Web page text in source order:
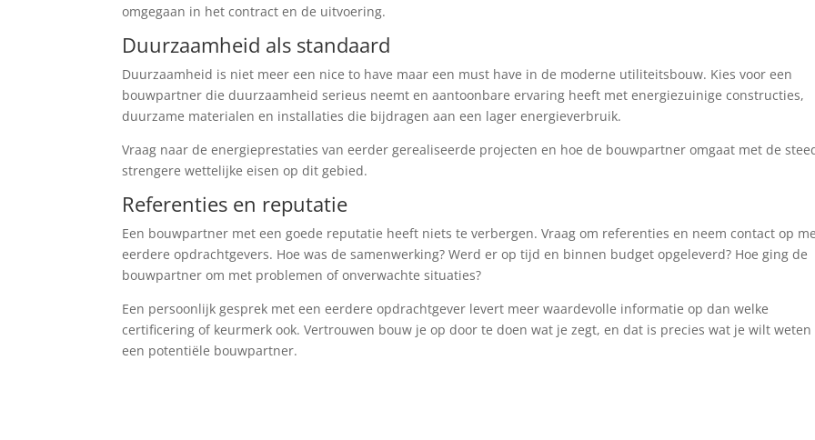
omgegaan in het contract en de uitvoering.
Duurzaamheid als standaard
Duurzaamheid is niet meer een nice to have maar een must have in de moderne utiliteitsbouw. Kies voor een
bouwpartner die duurzaamheid serieus neemt en aantoonbare ervaring heeft met energiezuinige constructies,
duurzame materialen en installaties die bijdragen aan een lager energieverbruik.
Vraag naar de energieprestaties van eerder gerealiseerde projecten en hoe de bouwpartner omgaat met de
strengere wettelijke eisen op dit gebied.
Referenties en reputatie
Een bouwpartner met een goede reputatie heeft niets te verbergen. Vraag om referenties en neem contact op
eerdere opdrachtgevers. Hoe was de samenwerking? Werd er op tijd en binnen budget opgeleverd? Hoe ging de
bouwpartner om met problemen of onverwachte situaties?
Een persoonlijk gesprek met een eerdere opdrachtgever levert meer waardevolle informatie op dan welke
certificering of keurmerk ook. Vertrouwen bouw je op door te doen wat je zegt, en dat is precies wat je wilt weten
een potentiële bouwpartner.